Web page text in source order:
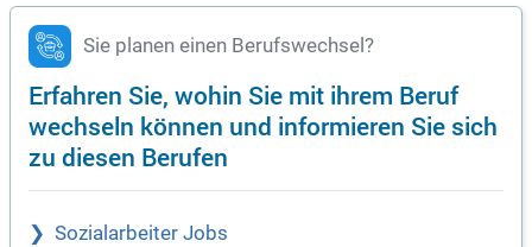
Sie planen einen Berufswechsel?
Erfahren Sie, wohin Sie mit ihrem Beruf
wechseln können und informieren Sie sich
zu diesen Berufen
Sozialarbeiter Jobs